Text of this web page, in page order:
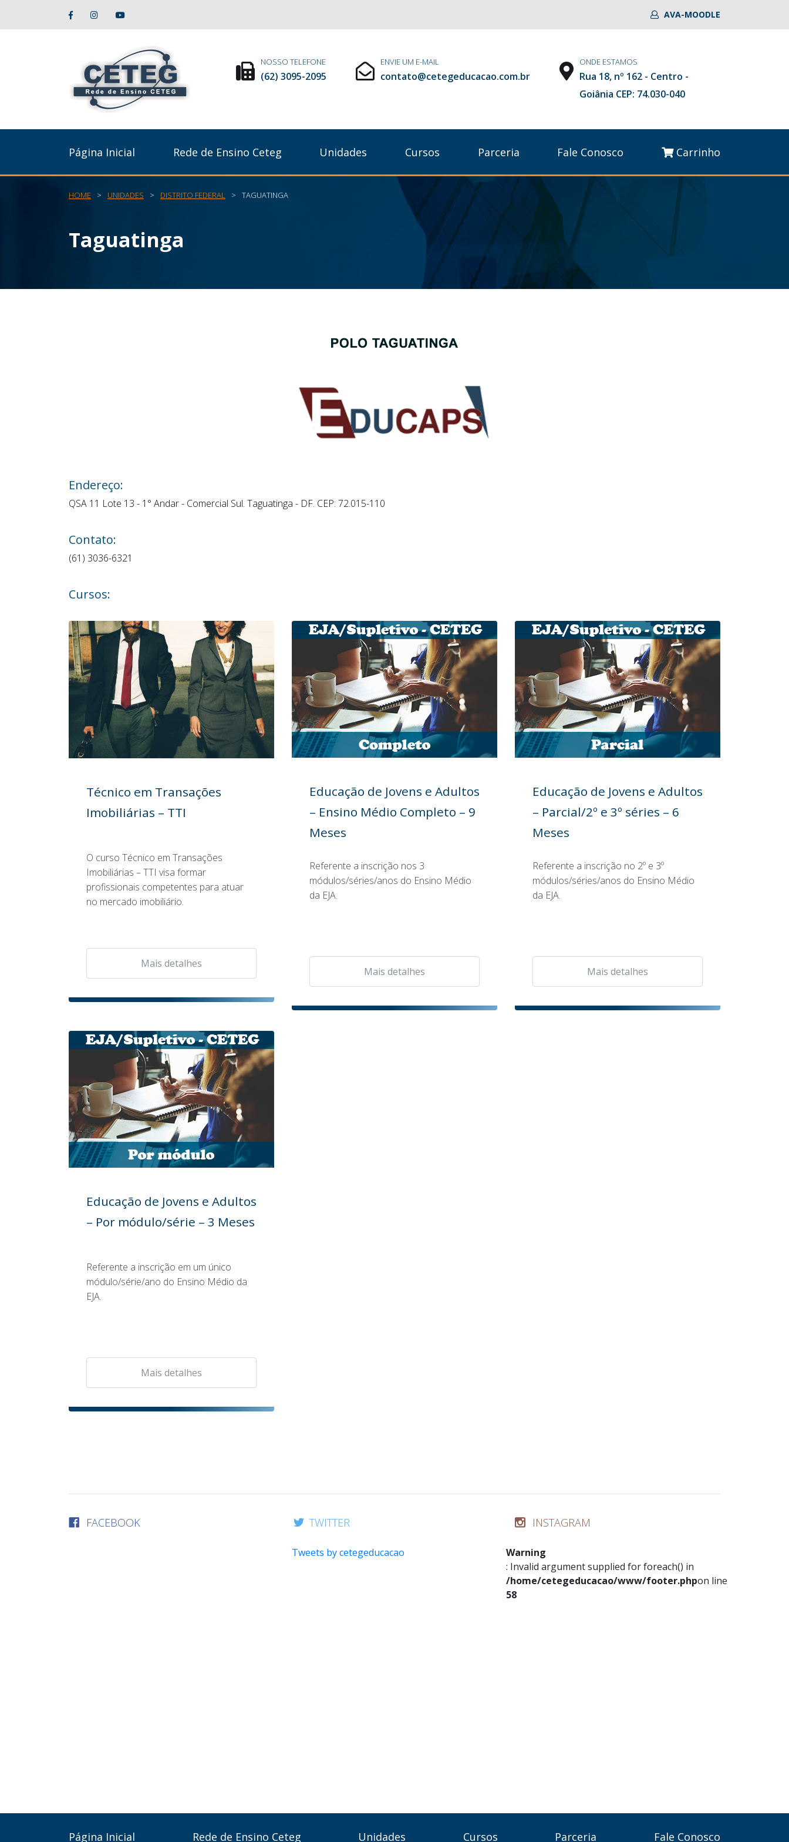
AVA-MOODLE
NOSSO TELEFONE
(62) 3095-2095
ENVIE UM E-MAIL
contato@cetegeducacao.com.br
ONDE ESTAMOS
Rua 18, nº 162 - Centro -
Goiânia CEP: 74.030-040
Página Inicial Rede de Ensino Ceteg Unidades Cursos Parceria Fale Conosco Carrinho
HOME > UNIDADES > DISTRITO FEDERAL > TAGUATINGA
Taguatinga
Endereço:
QSA 11 Lote 13 - 1° Andar - Comercial Sul. Taguatinga - DF. CEP: 72.015-110
Contato:
(61) 3036-6321
Cursos:
Técnico em Transações
Imobiliárias – TTI
O curso Técnico em Transações
Imobiliárias – TTI visa formar
profissionais competentes para atuar
no mercado imobiliário.
Mais detalhes
Educação de Jovens e Adultos
– Ensino Médio Completo – 9
Meses
Referente a inscrição nos 3
módulos/séries/anos do Ensino Médio
da EJA.
Mais detalhes
Educação de Jovens e Adultos
– Parcial/2º e 3º séries – 6
Meses
Referente a inscrição no 2º e 3º
módulos/séries/anos do Ensino Médio
da EJA.
Mais detalhes
Educação de Jovens e Adultos
– Por módulo/série – 3 Meses
Referente a inscrição em um único
módulo/série/ano do Ensino Médio da
EJA.
Mais detalhes
FACEBOOK TWITTER
Tweets by cetegeducacao
INSTAGRAM
Warning
: Invalid argument supplied for foreach() in
/home/cetegeducacao/www/footer.phpon line
58
Página Inicial Rede de Ensino Ceteg Unidades Cursos Parceria Fale Conosco